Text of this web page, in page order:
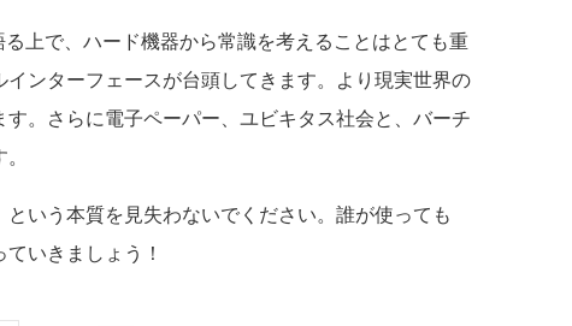
上で、ハード機器から常識を考えることはとても重
ンターフェースが台頭してきます。より現実世界の
。さらに電子ペーパー、ユビキタス社会と、バーチ
いう本質を見失わないでください。誰が使っても
いきましょう！